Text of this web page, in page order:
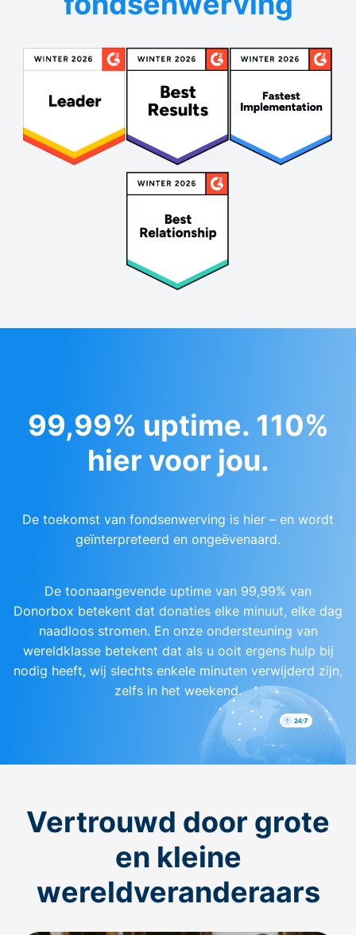
99,99% uptime. 110%
hier voor jou.
De toekomst van fondsenwerving is hier – en wordt
geïnterpreteerd en ongeëvenaard.
De toonaangevende uptime van 99,99% van
Donorbox betekent dat donaties elke minuut, elke dag
naadloos stromen. En onze ondersteuning van
wereldklasse betekent dat als u ooit ergens hulp bij
nodig heeft, wij slechts enkele minuten verwijderd zijn,
zelfs in het weekend.
Vertrouwd door grote
en kleine
wereldveranderaars